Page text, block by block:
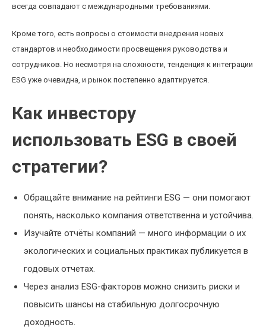
всегда совпадают с международными требованиями.
Кроме того, есть вопросы о стоимости внедрения новых
стандартов и необходимости просвещения руководства и
сотрудников. Но несмотря на сложности, тенденция к интеграции
ESG уже очевидна, и рынок постепенно адаптируется.
Как инвестору
использовать ESG в своей
стратегии?
Обращайте внимание на рейтинги ESG — они помогают
понять, насколько компания ответственна и устойчива.
Изучайте отчёты компаний — много информации о их
экологических и социальных практиках публикуется в
годовых отчетах.
Через анализ ESG-факторов можно снизить риски и
повысить шансы на стабильную долгосрочную
доходность.